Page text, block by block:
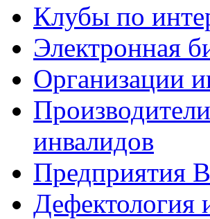
Клубы по
Электронная
Организации
инвалидов
Предприятия
Дефектология